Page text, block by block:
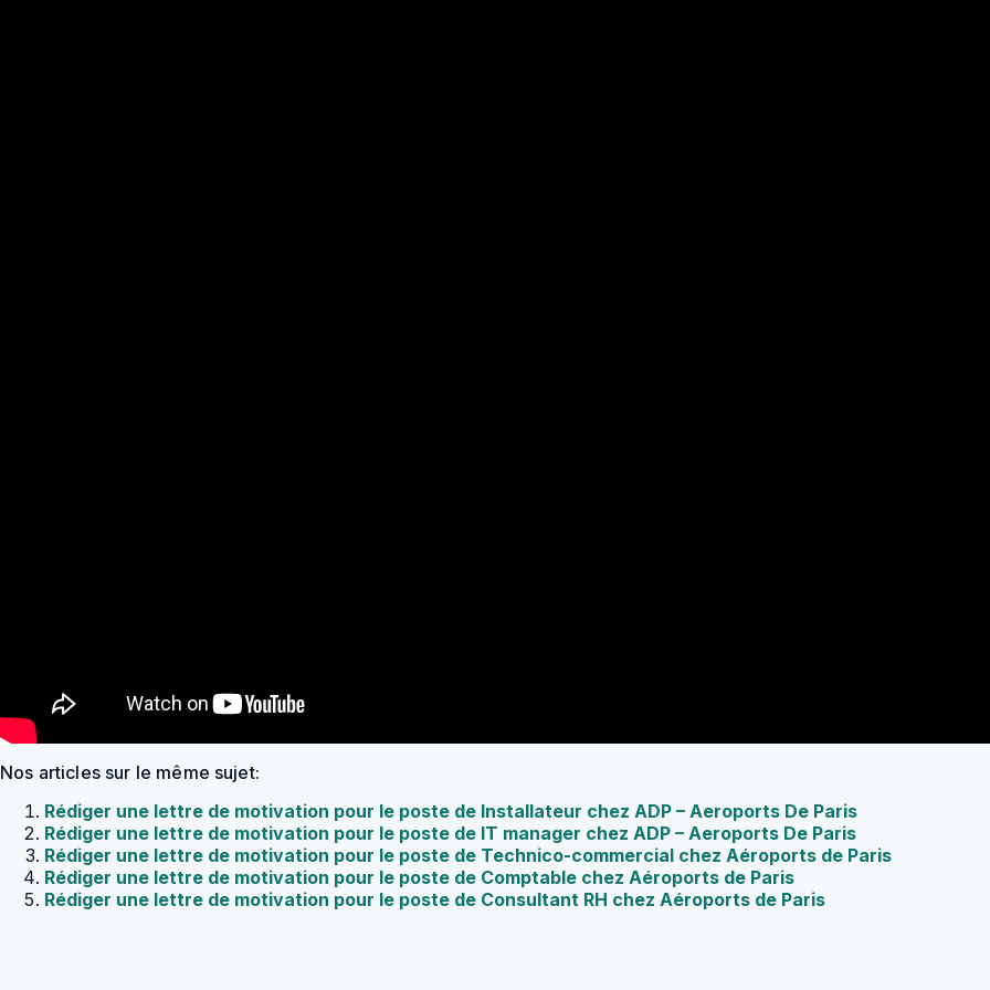
Nos articles sur le même sujet:
Rédiger une lettre de motivation pour le poste de Installateur chez ADP – Aeroports De Paris
Rédiger une lettre de motivation pour le poste de IT manager chez ADP – Aeroports De Paris
Rédiger une lettre de motivation pour le poste de Technico-commercial chez Aéroports de Paris
Rédiger une lettre de motivation pour le poste de Comptable chez Aéroports de Paris
Rédiger une lettre de motivation pour le poste de Consultant RH chez Aéroports de Paris